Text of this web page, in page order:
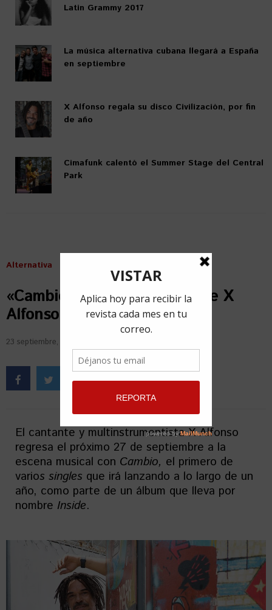
Latin Grammy 2017
La música alternativa cubana llegará a España
en septiembre
X Alfonso regala su disco Civilización, por fin
de año
Cimafunk calentó el Summer Stage del Central
Park
Alternativa
«Cambio»: el primer single de X
Alfonso en ocho años
23 septiembre, 2019
El cantante y multinstrumentista X Alfonso
regresa el próximo 27 de septiembre a la
escena musical con Cambio, el primero de
varios singles que irá lanzando a lo largo de un
año, como parte de un álbum que lleva por
nombre Inside.